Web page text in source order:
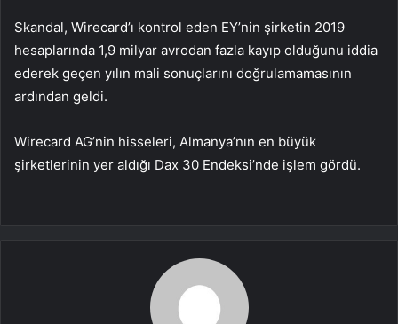
Skandal, Wirecard’ı kontrol eden EY’nin şirketin 2019
hesaplarında 1,9 milyar avrodan fazla kayıp olduğunu iddia
ederek geçen yılın mali sonuçlarını doğrulamamasının
ardından geldi.
Wirecard AG’nin hisseleri, Almanya’nın en büyük
şirketlerinin yer aldığı Dax 30 Endeksi’nde işlem gördü.